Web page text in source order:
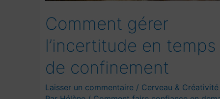
Comment gérer
l’incertitude en temps
de confinement
Laisser un commentaire / Cerveau & Créativité